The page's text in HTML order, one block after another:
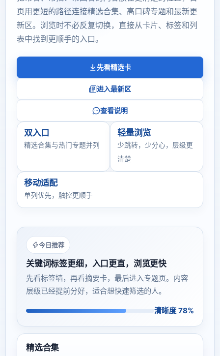
页用更短的路径连接精选合集、高口碑专题和最新更
新区。浏览时不必反复切换，直接从卡片、标签和列
表中找到更顺手的入口。
先看精选卡
进入最新区
查看说明
双入口
精选合集与热门专题并列
轻量浏览
少跳转，少分心，层级更
清楚
移动适配
单列优先，触控更顺手
今日推荐
关键词标签更细，入口更直，浏览更快
先看标签墙，再看摘要卡，最后进入专题页。内容
层级已经提前分好，适合想快速筛选的人。
清晰度 78%
精选合集